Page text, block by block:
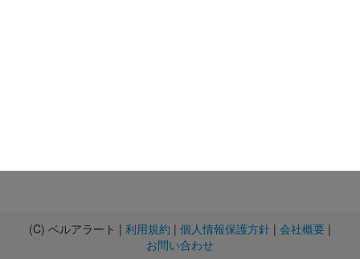
(C) ベルアラート | 利用規約 | 個人情報保護方針 | 会社概要 |
お問い合わせ